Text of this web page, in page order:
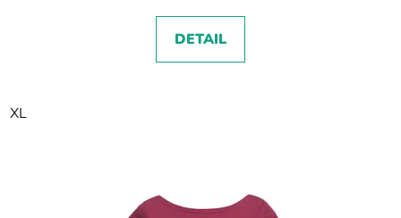
DETAIL
XL